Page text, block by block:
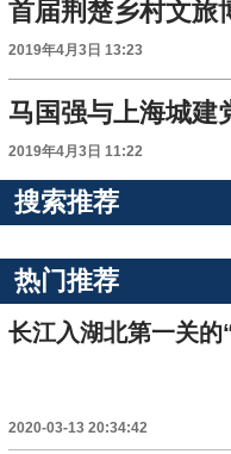
首届荆楚乡村文旅
2019年4月3日 13:23
马国强与上海城建
2019年4月3日 11:22
搜索推荐
热门推荐
长江入湖北第一关的
2020-03-13 20:34:42